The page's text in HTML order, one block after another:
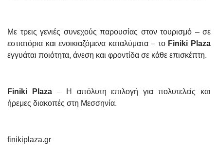
Με τρεις γενιές συνεχούς παρουσίας στον τουρισμό – σε
εστιατόρια και ενοικιαζόμενα καταλύματα – το Finiki Plaza
εγγυάται ποιότητα, άνεση και φροντίδα σε κάθε επισκέπτη.
Finiki Plaza– Η απόλυτη επιλογή για πολυτελείς και
ήρεμες διακοπές στη Μεσσηνία.
finikiplaza.gr